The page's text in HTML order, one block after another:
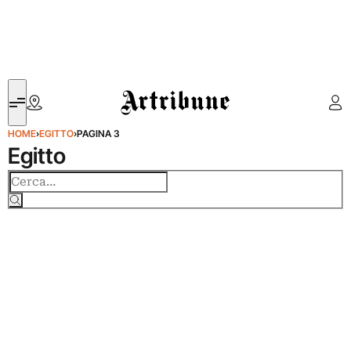
Artribune
HOME›EGITTO›PAGINA 3
Egitto